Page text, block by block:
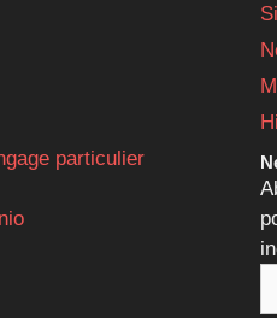
particulier